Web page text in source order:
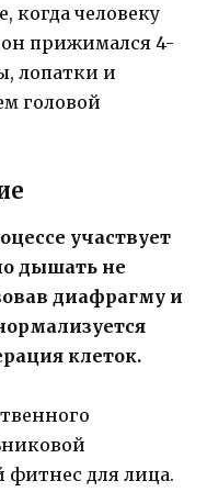
когда человеку
он прижимался 4-
лопатки и
головой
участвует
дышать не
диафрагму и
клеток.
для лица.